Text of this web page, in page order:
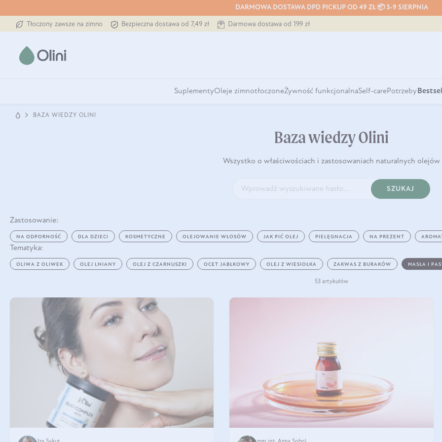
DARMOWA DOSTAWA DPD PICKUP OD 49 ZŁ 📦 3-9 SIERPNIA
Tłoczony zawsze na zimno Bezpieczna dostawa od 7,49 zł Darmowa dostawa od 199 zł
SuplementyOleje zimnotłoczoneŻywność funkcjonalnaSelf-carePotrzeby
BAZA WIEDZY OLINI
Baza wiedzy Olini
Wszystko o właściwościach i zastosowaniach naturalnych olejów
SZUKAJ
Zastosowanie:
NA ODPORNOŚĆ DLA DZIECI KOSMETYCZNE OLEJOWANIE WŁOSÓW JAK PIĆ OLEJ PIELĘGNACJA NA PREZENT
Tematyka:
OLIWA Z OLIWEK OLEJ LNIANY OLEJ Z CZARNUSZKI OCET JABŁKOWY OLEJ Z WIESIOŁKA ZAKWAS Z BURAKÓW MASŁA I
53 artykułów